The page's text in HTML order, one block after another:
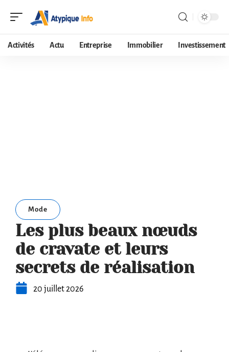
Activités Actu Entreprise Immobilier Investissement
Mode
Les plus beaux nœuds
de cravate et leurs
secrets de réalisation
20 juillet 2026